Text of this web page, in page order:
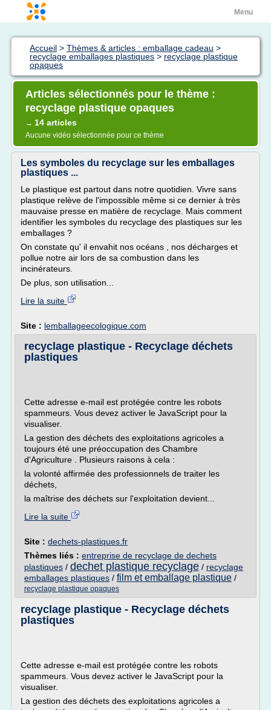
Menu
Accueil > Thèmes & articles : emballage cadeau >
recyclage emballages plastiques > recyclage plastique
opaques
Articles sélectionnés pour le thème :
recyclage plastique opaques
→ 14 articles
Aucune vidéo sélectionnée pour ce thème
Les symboles du recyclage sur les emballages
plastiques ...
Le plastique est partout dans notre quotidien. Vivre sans
plastique relève de l'impossible même si ce dernier à très
mauvaise presse en matière de recyclage. Mais comment
identifier les symboles du recyclage des plastiques sur les
emballages ?
On constate qu' il envahit nos océans , nos décharges et
pollue notre air lors de sa combustion dans les
incinérateurs.
De plus, son utilisation...
Lire la suite
Site : lemballageecologique.com
recyclage plastique - Recyclage déchets
plastiques
Cette adresse e-mail est protégée contre les robots
spammeurs. Vous devez activer le JavaScript pour la
visualiser.
La gestion des déchets des exploitations agricoles a
toujours été une préoccupation des Chambre
d'Agriculture . Plusieurs raisons à cela :
la volonté affirmée des professionnels de traiter les
déchets,
la maîtrise des déchets sur l'exploitation devient...
Lire la suite
Site : dechets-plastiques.fr
Thèmes liés : entreprise de recyclage de dechets
plastiques / dechet plastique recyclage / recyclage
emballages plastiques / film et emballage plastique /
recyclage plastique opaques
recyclage plastique - Recyclage déchets
plastiques
Cette adresse e-mail est protégée contre les robots
spammeurs. Vous devez activer le JavaScript pour la
visualiser.
La gestion des déchets des exploitations agricoles a